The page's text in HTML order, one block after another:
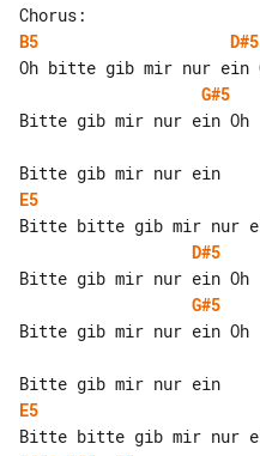
B5
D#5
G#5
Bitte gib mir nur ein Oh
E5
D#5
G#5
Bitte gib mir nur ein Oh
E5